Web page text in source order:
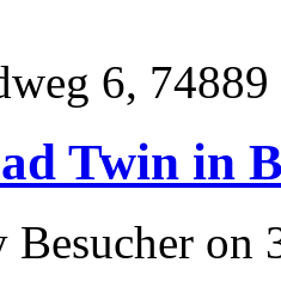
6,
Twin in
Besucher on